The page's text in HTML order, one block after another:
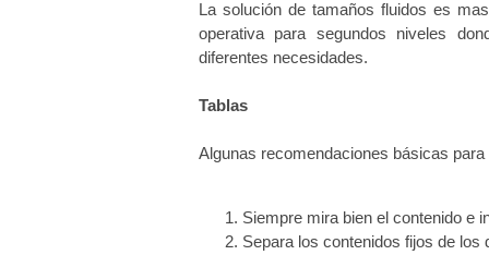
La solución de tamaños fluidos es
operativa para segundos niveles
diferentes necesidades.
Tablas
Algunas recomendaciones básicas
Siempre mira bien el contenido e
Separa los contenidos fijos de los